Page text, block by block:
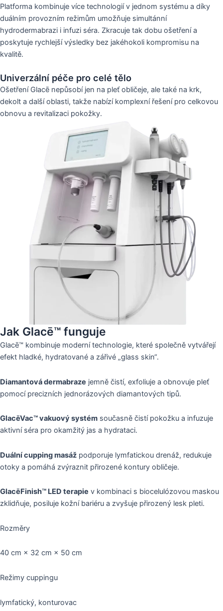
Platforma kombinuje více technologií v jednom systému a díky
duálním provozním režimům umožňuje simultánní
hydrodermabrazi i infuzi séra. Zkracuje tak dobu ošetření a
poskytuje rychlejší výsledky bez jakéhokoli kompromisu na
kvalitě.
Univerzální péče pro celé tělo
Ošetření Glacē nepůsobí jen na pleť obličeje, ale také na krk,
dekolt a další oblasti, takže nabízí komplexní řešení pro celkovou
obnovu a revitalizaci pokožky.
Jak Glacē™ funguje
Glacē™ kombinuje moderní technologie, které společně vytvářejí
efekt hladké, hydratované a zářivé „glass skin“.
Diamantová dermabraze jemně čistí, exfoliuje a obnovuje pleť
pomocí precizních jednorázových diamantových tipů.
GlacēVac™ vakuový systém současně čistí pokožku a infuzuje
aktivní séra pro okamžitý jas a hydrataci.
Duální cupping masáž podporuje lymfatickou drenáž, redukuje
otoky a pomáhá zvýraznit přirozené kontury obličeje.
GlacēFinish™ LED terapie v kombinaci s biocelulózovou maskou
zklidňuje, posiluje kožní bariéru a zvyšuje přirozený lesk pleti.
Rozměry
40 cm × 32 cm × 50 cm
Režimy cuppingu
lymfatický, konturovac